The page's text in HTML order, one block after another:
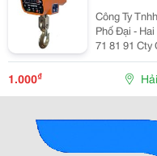
Công Ty Tnhh
Phố Đại - Hai Bà Trưng
71 81 91 Cty Chúng Tôi Chuyên Nhập Khẩu Vaf Phân
Phối Các
Treo Fuda
1.000₫